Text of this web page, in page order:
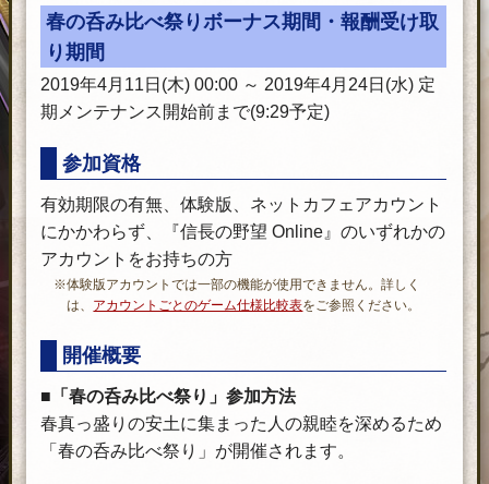
春の呑み比べ祭りボーナス期間・報酬受け取
り期間
2019年4月11日(木) 00:00 ～ 2019年4月24日(水) 定
期メンテナンス開始前まで(9:29予定)
参加資格
有効期限の有無、体験版、ネットカフェアカウント
にかかわらず、『信長の野望 Online』のいずれかの
アカウントをお持ちの方
※体験版アカウントでは一部の機能が使用できません。詳しく
は、 アカウントごとのゲーム仕様比較表をご参照ください。
部、
レ
イ
開催概要
■「春の呑み比べ祭り」参加方法
春真っ盛りの安土に集まった人の親睦を深めるため
「春の呑み比べ祭り」が開催されます。